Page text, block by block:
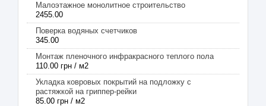
Малоэтажное монолитное строительство
2455.00
Поверка водяных счетчиков
345.00
Монтаж пленочного инфракрасного теплого пола
110.00 грн / м2
Укладка ковровых покрытий на подложку с
растяжкой на гриппер-рейки
85.00 грн / м2